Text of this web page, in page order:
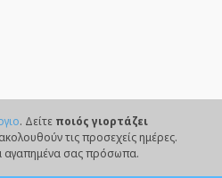
. Δείτε ποιός γιορτάζει
τις προσεχείς ημέρες.
αγαπημένα σας πρόσωπα.